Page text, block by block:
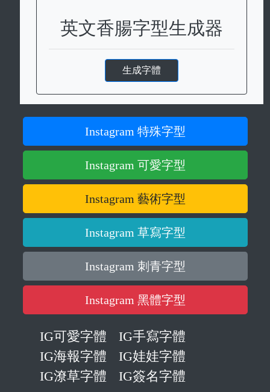
英文香腸字型生成器
生成字體
Instagram 特殊字型
Instagram 可愛字型
Instagram 藝術字型
Instagram 草寫字型
Instagram 刺青字型
Instagram 黑體字型
IG可愛字體
IG手寫字體
IG海報字體
IG娃娃字體
IG潦草字體
IG簽名字體